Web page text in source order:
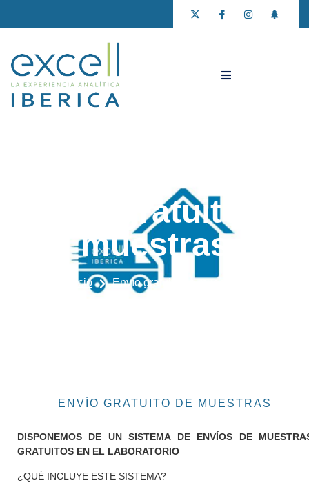
Envío gratuito de
muestras
Inicio Envío gratuito de muestras
ENVÍO GRATUITO DE MUESTRAS
DISPONEMOS DE UN SISTEMA DE ENVÍOS DE
GRATUITOS EN EL LABORATORIO
¿QUÉ INCLUYE ESTE SISTEMA?